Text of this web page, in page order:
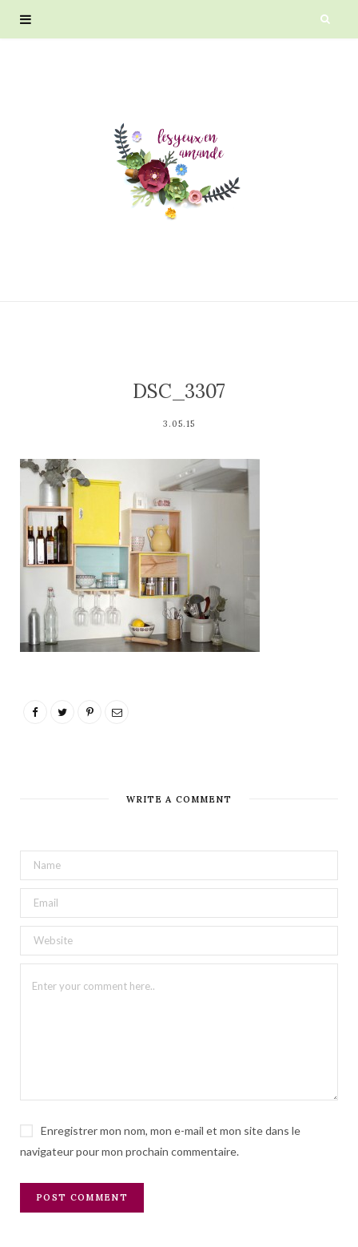
DSC_3307
3.05.15
WRITE A COMMENT
Enregistrer mon nom, mon e-mail et mon site dans le
navigateur pour mon prochain commentaire.